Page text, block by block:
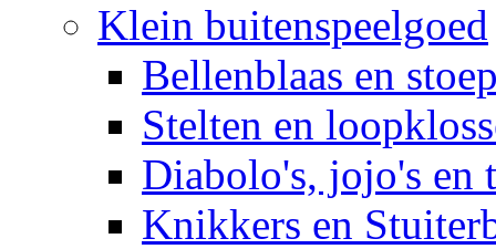
Klein buitenspeelgoed
Bellenblaas en
Stelten en
Diabolo's, jojo's en
Knikkers en